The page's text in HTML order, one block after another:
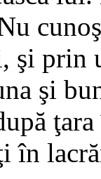
şi prin
şi
ţara
în